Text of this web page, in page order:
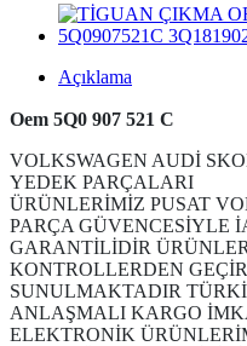
Açıklama
Oem 5Q0 907 521 C
VOLKSWAGEN AUDİ
YEDEK PARÇALARI
ÜRÜNLERİMİZ PUSAT
PARÇA GÜVENCESİYLE
GARANTİLİDİR
KONTROLLERDEN
SUNULMAKTADIR
ANLAŞMALI KARGO
ELEKTRONİK